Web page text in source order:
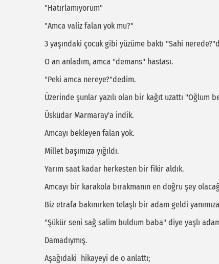
"Hatırlamıyorum"
"Amca valiz falan yok mu?"
3 yaşındaki çocuk gibi yüzüme baktı "Sahi
O an anladım, amca "demans" hastası.
"Peki amca nereye?"dedim.
Üzerinde şunlar yazılı olan bir kağıt uzattı "Oğlum
Üsküdar Marmaray'a indik.
Amcayı bekleyen falan yok.
Millet başımıza yığıldı.
Yarım saat kadar herkesten bir fikir aldık.
Amcayı bir karakola bırakmanın en doğru şey
Biz etrafa bakınırken telaşlı bir adam geldi
"Şükür seni sağ salim buldum baba" diye yaşlı
Damadıymış.
Aşağıdaki hikayeyi de o anlattı;